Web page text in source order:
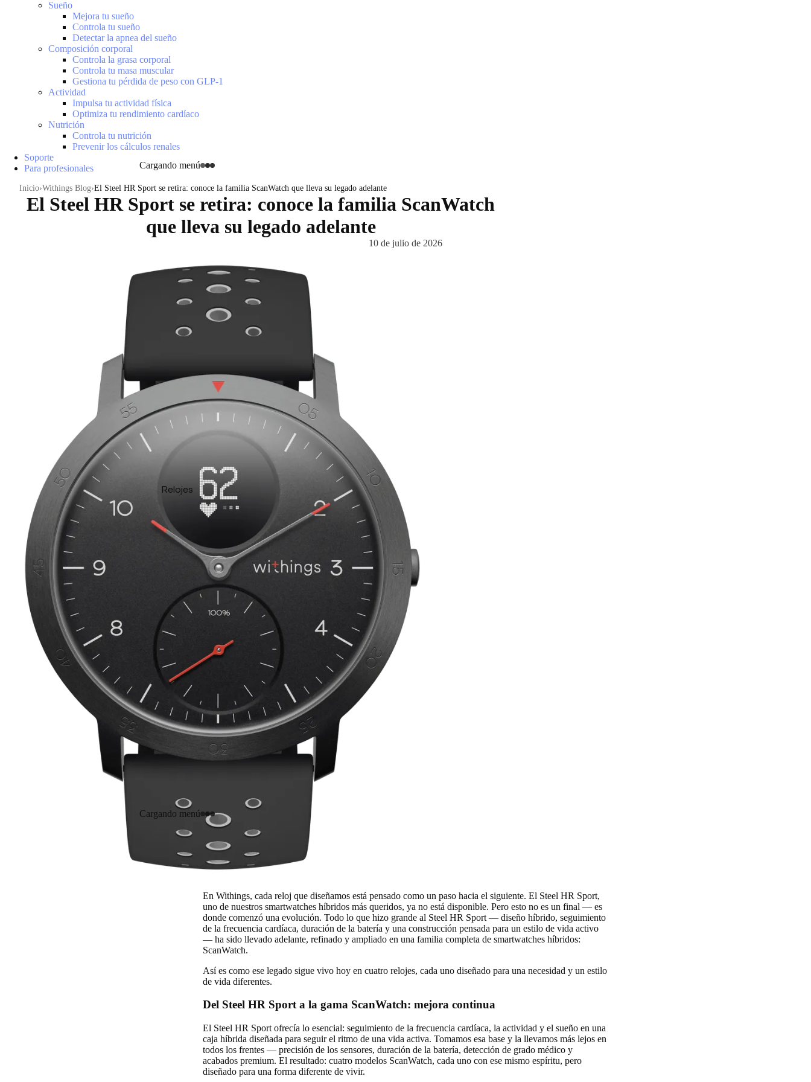
Cargando menú
Relojes
Cargando menú
Sueño
Mejora tu sueño
Controla tu sueño
Detectar la apnea del sueño
Composición corporal
Controla la grasa corporal
Controla tu masa muscular
Gestiona tu pérdida de peso con GLP-1
Actividad
Impulsa tu actividad física
Optimiza tu rendimiento cardíaco
Nutrición
Controla tu nutrición
Prevenir los cálculos renales
Soporte
Para profesionales
Inicio Withings Blog El Steel HR Sport se retira: conoce la familia ScanWatch que lleva su legado adelante
El Steel HR Sport se retira: conoce la familia ScanWatch
que lleva su legado adelante
10 de julio de 2026
En Withings, cada reloj que diseñamos está pensado como un paso hacia el siguiente. El Steel HR Sport,
uno de nuestros smartwatches híbridos más queridos, ya no está disponible. Pero esto no es un final — es
donde comenzó una evolución. Todo lo que hizo grande al Steel HR Sport — diseño híbrido, seguimiento
de la frecuencia cardíaca, duración de la batería y una construcción pensada para un estilo de vida activo
— ha sido llevado adelante, refinado y ampliado en una familia completa de smartwatches híbridos:
ScanWatch.
Así es como ese legado sigue vivo hoy en cuatro relojes, cada uno diseñado para una necesidad y un estilo
de vida diferentes.
Del Steel HR Sport a la gama ScanWatch: mejora continua
El Steel HR Sport ofrecía lo esencial: seguimiento de la frecuencia cardíaca, la actividad y el sueño en una
caja híbrida diseñada para seguir el ritmo de una vida activa. Tomamos esa base y la llevamos más lejos en
todos los frentes — precisión de los sensores, duración de la batería, detección de grado médico y
acabados premium. El resultado: cuatro modelos ScanWatch, cada uno con ese mismo espíritu, pero
diseñado para una forma diferente de vivir.